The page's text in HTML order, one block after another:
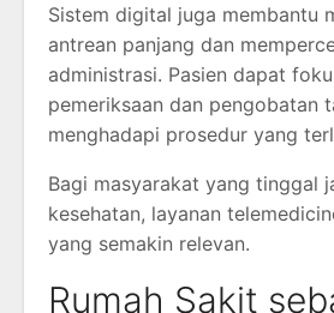
Sistem digital juga membantu
antrean panjang dan
administrasi. Pasien dapat
pemeriksaan dan pengobatan
menghadapi prosedur yang
Bagi masyarakat yang tinggal
kesehatan, layanan
yang semakin relevan.
Rumah Sakit